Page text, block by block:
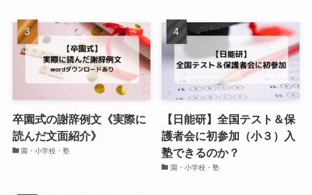
卒園式の謝辞例文《実際に
読んだ文面紹介》
園・小学校・塾
【日能研】全国テスト＆保
護者会に初参加（小３）入
塾できるのか？
園・小学校・塾